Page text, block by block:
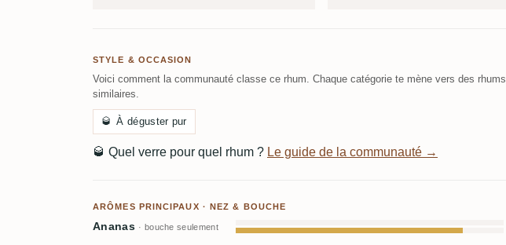
STYLE & OCCASION
Voici comment la communauté classe ce rhum. Chaque catégorie te mène vers des rhums
similaires.
🥃 À déguster pur
🥃 Quel verre pour quel rhum ? Le guide de la communauté →
ARÔMES PRINCIPAUX · NEZ & BOUCHE
Ananas · bouche seulement